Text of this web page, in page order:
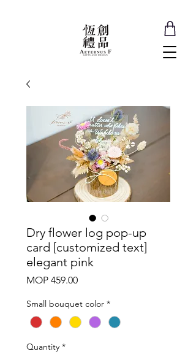
Dry flower log pop-up
card [customized text]
elegant pink
MOP 459.00Price
Small bouquet color *
Quantity *